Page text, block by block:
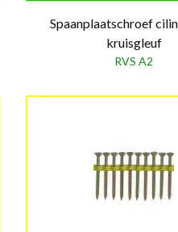
Spaanplaatschroef
kruisgleuf
RVS A2